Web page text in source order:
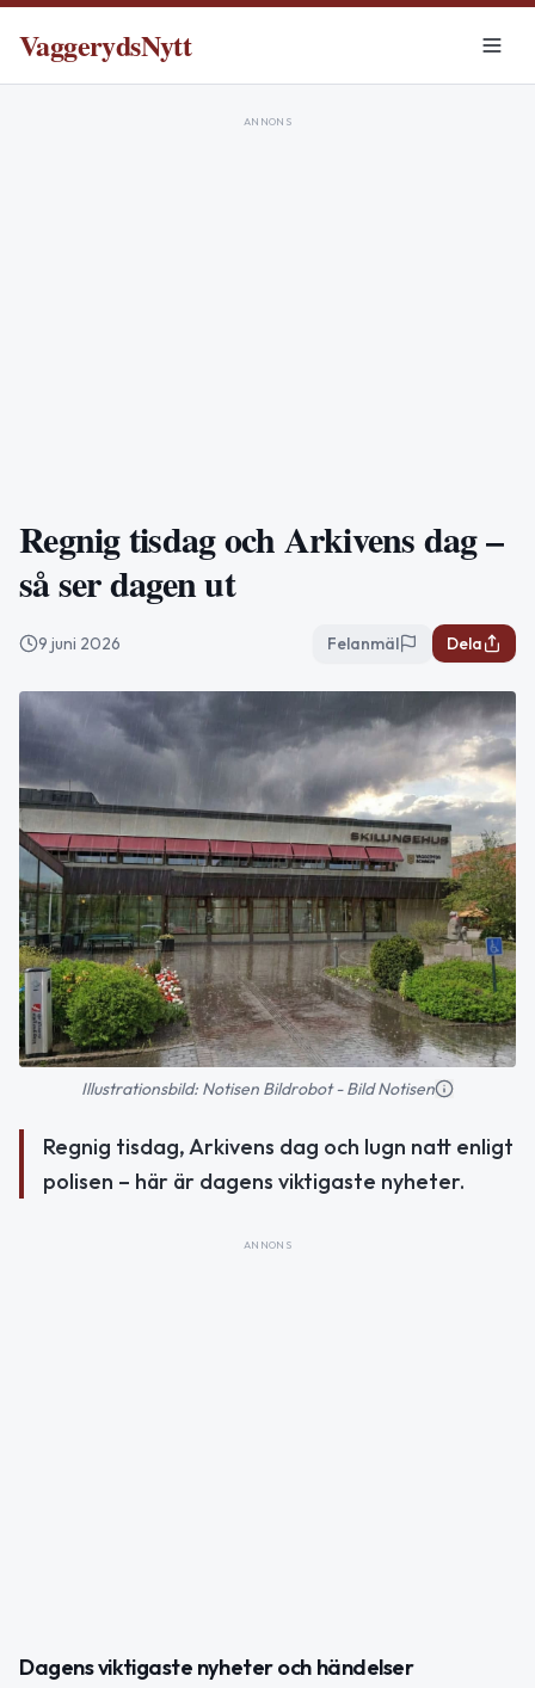
VaggerydsNytt
ANNONS
Regnig tisdag och Arkivens dag –
så ser dagen ut
9 juni 2026 Felanmäl Dela
Illustrationsbild: Notisen Bildrobot - Bild Notisen
Regnig tisdag, Arkivens dag och lugn natt enligt
polisen – här är dagens viktigaste nyheter.
ANNONS
Dagens viktigaste nyheter och händelser